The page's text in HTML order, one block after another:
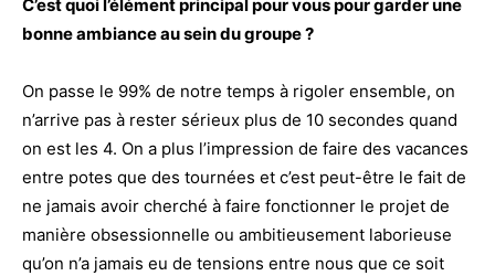
C’est quoi l’élément principal pour vous pour garder une
bonne ambiance au sein du groupe ?
On passe le 99% de notre temps à rigoler ensemble, on
n’arrive pas à rester sérieux plus de 10 secondes quand
on est les 4. On a plus l’impression de faire des vacances
entre potes que des tournées et c’est peut-être le fait de
ne jamais avoir cherché à faire fonctionner le projet de
manière obsessionnelle ou ambitieusement laborieuse
qu’on n’a jamais eu de tensions entre nous que ce soit